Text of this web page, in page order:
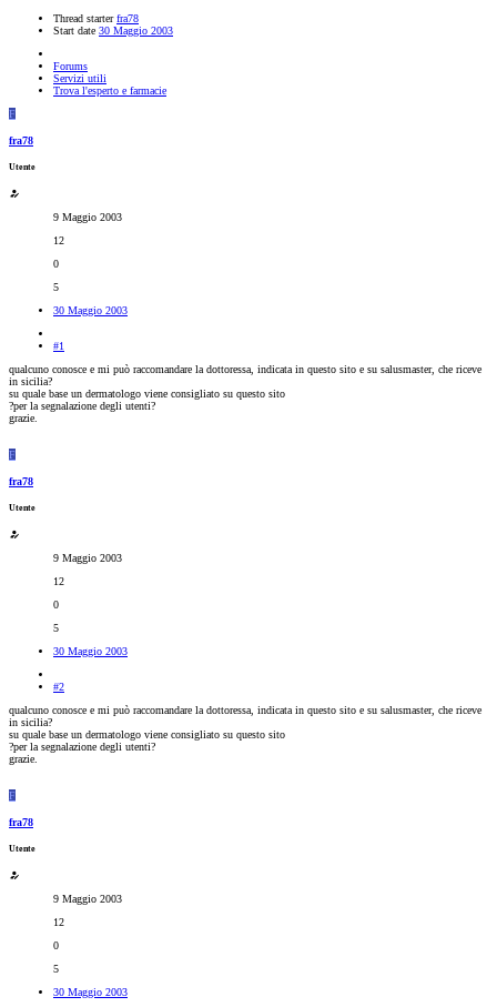
Thread starter fra78
Start date 30 Maggio 2003
Forums
Servizi utili
Trova l'esperto e farmacie
F
fra78
Utente
9 Maggio 2003
12
0
5
30 Maggio 2003
#1
qualcuno conosce e mi può raccomandare la dottoressa, indicata in questo sito e su salusmaster, che riceve
in sicilia?
su quale base un dermatologo viene consigliato su questo sito
?per la segnalazione degli utenti?
grazie.
F
fra78
Utente
9 Maggio 2003
12
0
5
30 Maggio 2003
#2
qualcuno conosce e mi può raccomandare la dottoressa, indicata in questo sito e su salusmaster, che riceve
in sicilia?
su quale base un dermatologo viene consigliato su questo sito
?per la segnalazione degli utenti?
grazie.
F
fra78
Utente
9 Maggio 2003
12
0
5
30 Maggio 2003